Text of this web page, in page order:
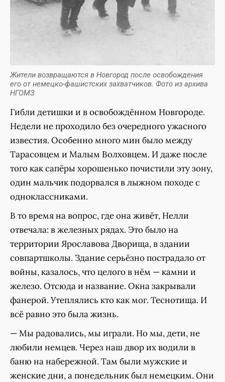
Жители возвращаются в Новгород после освобождения
его от немецко-фашистских захватчиков. Фото из архива
НГОМЗ
Гибли детишки и в освобождённом Новгороде.
Недели не проходило без очередного ужасного
известия. Особенно много мин было между
Тарасовцем и Малым Волховцем. И даже после
того как сапёры хорошенько почистили эту зону,
один мальчик подорвался в лыжном походе с
одноклассниками.
В то время на вопрос, где она живёт, Нелли
отвечала: в железных рядах. Это было на
территории Ярославова Дворища, в здании
совпартшколы. Здание серьёзно пострадало от
войны, казалось, что целого в нём — камни и
железо. Отсюда и название. Окна закрывали
фанерой. Утеплялись кто как мог. Теснотища. И
всё равно это была жизнь.
— Мы радовались, мы играли. Но мы, дети, не
любили немцев. Через наш двор их водили в
баню на набережной. Там были мужские и
женские дни, а понедельник был немецким. Они